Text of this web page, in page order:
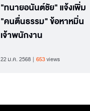
"ทนายอนันต์ชัย" แจ้งเพิ่ม
"คนตื่นธรรม" ข้อหาหมิ่น
เจ้าพนักงาน
22 ม.ค. 2568 653views